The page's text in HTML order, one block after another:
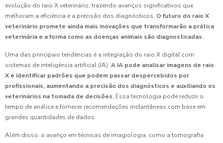
evolução do raio X veterinário, trazendo avanços significativos que
melhoram a eficiência e a precisão dos diagnósticos. O futuro do raio X
veterinário promete ainda mais inovações que transformarão a prática
veterinária e a forma como as doenças animais são diagnosticadas.
Uma das principais tendências é a integração do raio X digital com
sistemas de inteligência artificial (IA). A IA pode analisar imagens de raio
X e identificar padrões que podem passar despercebidos por
profissionais, aumentando a precisão dos diagnósticos e auxiliando os
veterinários na tomada de decisões. Essa tecnologia pode reduzir o
tempo de análise e fornecer recomendações instantâneas com base em
grandes quantidades de dados.
Além disso, o avanço em técnicas de imagiologia, como a tomografia